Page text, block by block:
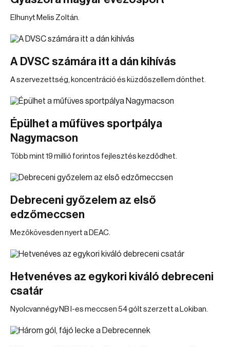
Elhunyt Melis Zoltán.
A DVSC számára itt a dán kihívás
A szervezettség, koncentráció és küzdőszellem dönthet.
Épülhet a műfüves sportpálya
Nagymacson
Több mint 19 millió forintos fejlesztés kezdődhet.
Debreceni győzelem az első
edzőmeccsen
Mezőkövesden nyert a DEAC.
Hetvenéves az egykori kiváló debreceni
csatár
Nyolcvannégy NB I-es meccsen 54 gólt szerzett a Lokiban.